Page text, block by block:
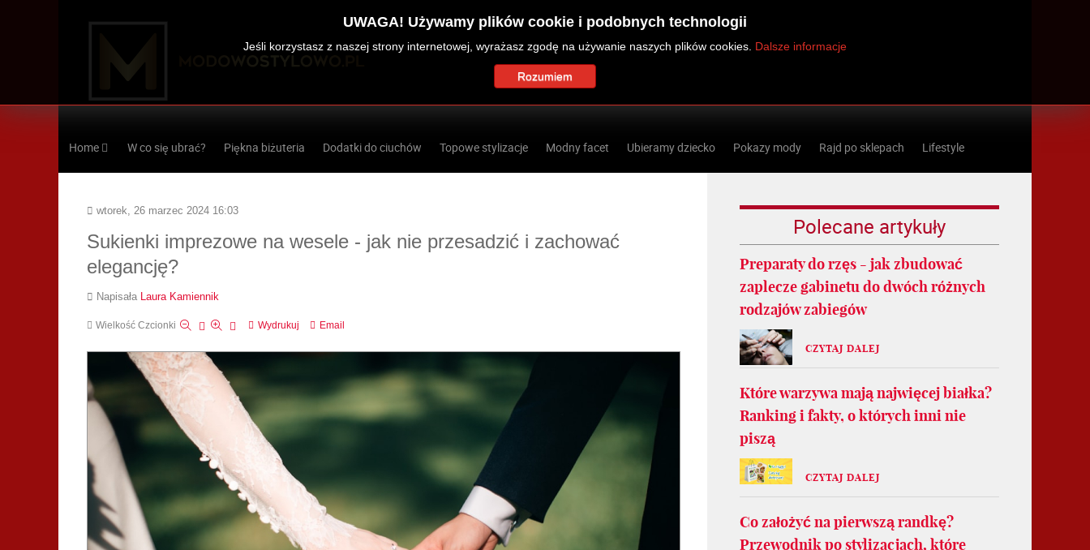
Home W co się ubrać? Piękna biżuteria Dodatki do ciuchów Topowe stylizacje Modny facet Ubieramy dziecko Pokazy mody Rajd po sklepach Lifestyle
wtorek, 26 marzec 2024 16:03
Sukienki imprezowe na wesele - jak nie przesadzić i zachować
elegancję?
Napisała Laura Kamiennik
Wielkość Czcionki Wydrukuj Email
Polecane artykuły
Preparaty do rzęs - jak zbudować
zaplecze gabinetu do dwóch różnych
rodzajów zabiegów
CZYTAJ DALEJ
Które warzywa mają najwięcej białka?
Ranking i fakty, o których inni nie
piszą
CZYTAJ DALEJ
Co założyć na pierwszą randkę?
Przewodnik po stylizacjach, które
UWAGA! Używamy plików cookie i podobnych technologii
Jeśli korzystasz z naszej strony internetowej, wyrażasz zgodę na używanie naszych plików cookies. Dalsze informacje
Rozumiem